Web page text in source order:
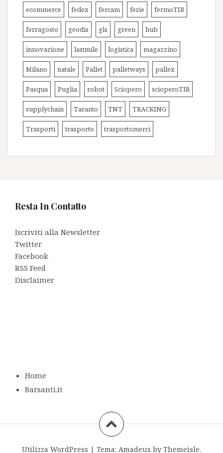
ecommerce fedex fercam ferie fermoTIR
ferragosto geodis gls green hub
innovazione lastmile logistica magazzino
Milano natale Pallet palletways pallex
Pasqua Puglia robot Sciopero scioperoTIR
supplychain Taranto TNT TRACKING
Trasporti trasporto trasportomerci
Resta In Contatto
Iscriviti alla Newsletter
Twitter
Facebook
RSS Feed
Disclaimer
Home
Barsanti.it
Utilizza WordPress | Tema: Amadeus by Themeisle.